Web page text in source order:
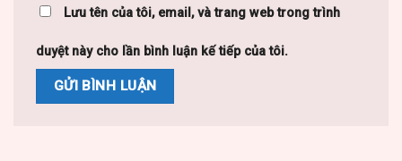
Lưu tên của tôi, email, và trang web trong trình
duyệt này cho lần bình luận kế tiếp của tôi.